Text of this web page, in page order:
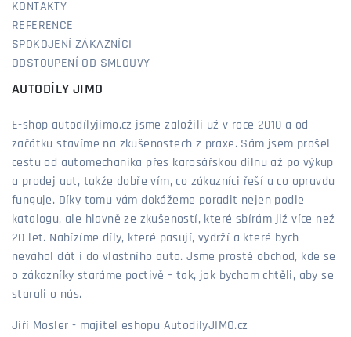
KONTAKTY
REFERENCE
SPOKOJENÍ ZÁKAZNÍCI
ODSTOUPENÍ OD SMLOUVY
AUTODÍLY JIMO
E-shop autodílyjimo.cz jsme založili už v roce 2010 a od
začátku stavíme na zkušenostech z praxe. Sám jsem prošel
cestu od automechanika přes karosářskou dílnu až po výkup
a prodej aut, takže dobře vím, co zákazníci řeší a co opravdu
funguje. Díky tomu vám dokážeme poradit nejen podle
katalogu, ale hlavně ze zkušeností, které sbírám již více než
20 let. Nabízíme díly, které pasují, vydrží a které bych
neváhal dát i do vlastního auta. Jsme prostě obchod, kde se
o zákazníky staráme poctivě – tak, jak bychom chtěli, aby se
starali o nás.
Jiří Mosler - majitel eshopu AutodilyJIMO.cz